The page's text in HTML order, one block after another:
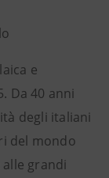
e
Da 40 anni
degli italiani
del mondo
grandi